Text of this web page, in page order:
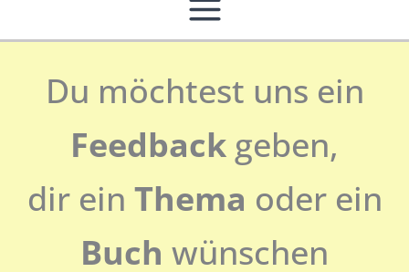
Du möchtest uns ein
Feedback geben,
dir ein Thema oder ein
Buch wünschen